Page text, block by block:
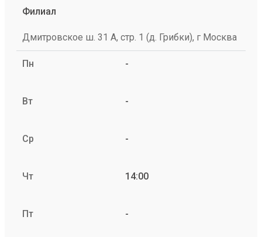
Филиал
Дмитровское ш. 31 А, стр. 1 (д. Грибки), г Москва
Пн -
Вт -
Ср -
Чт 14:00
Пт -